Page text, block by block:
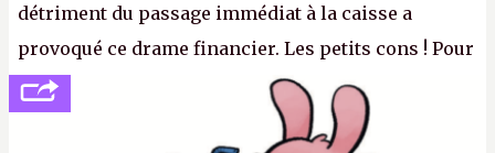
détriment du passage immédiat à la caisse a
provoqué ce drame financier. Les petits cons ! Pour
se consoler, le PDG David Baszucki peut compter
sur le déblocage du jeu en Russie et l'explosion des